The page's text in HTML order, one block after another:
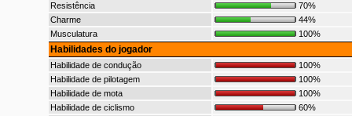
Resistência
70%
Charme
44%
Musculatura
100%
Habilidades do jogador
Habilidade de condução
100%
Habilidade de pilotagem
100%
Habilidade de mota
100%
Habilidade de ciclismo
60%